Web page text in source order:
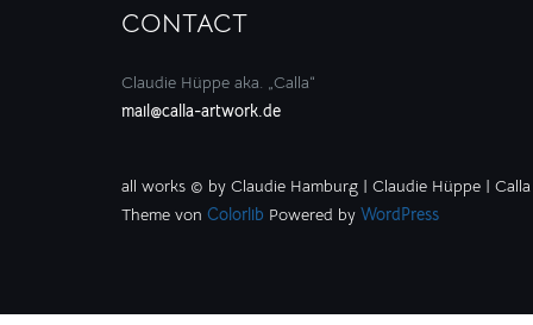
CONTACT
Claudie Hüppe aka. „Calla“
mail@calla-artwork.de
all works © by Claudie Hamburg | Claudie Hüppe |
Theme von Colorlib Powered by WordPress